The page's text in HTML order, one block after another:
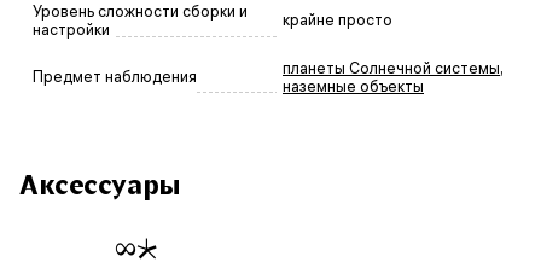
Уровень сложности сборки и
настройки
крайне просто
Предмет наблюдения планеты Солнечной системы,
наземные объекты
Аксессуары